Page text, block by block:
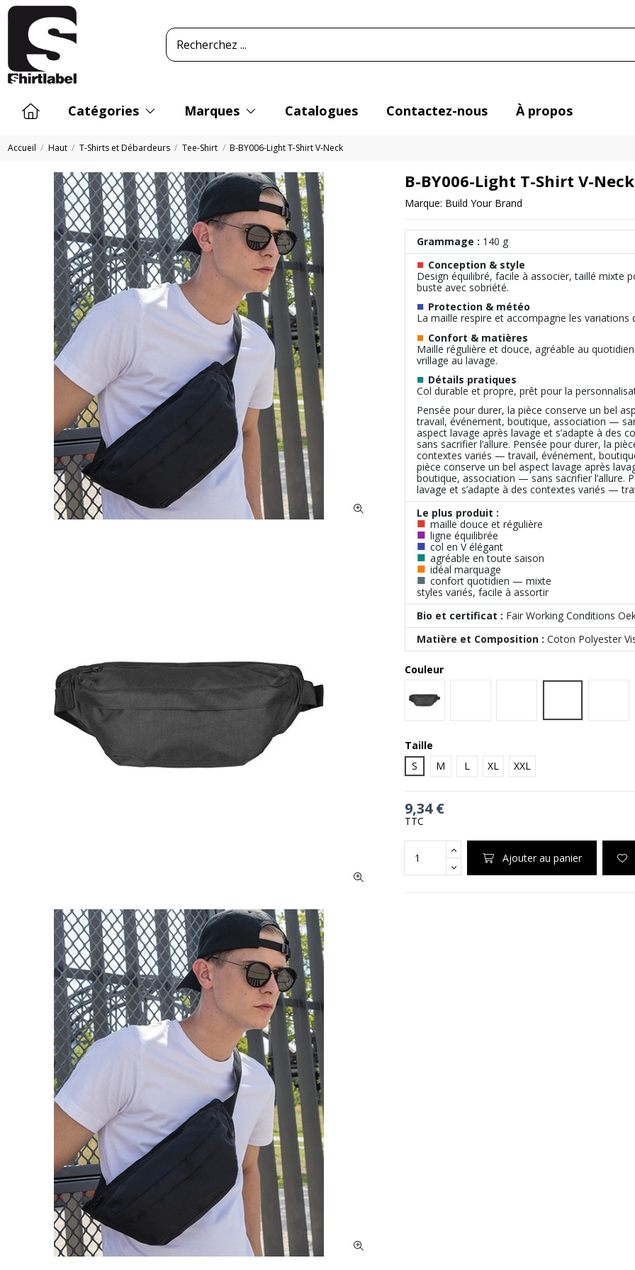
Catégories Marques Catalogues Contactez-nous À propos
Accueil Haut T-Shirts et Débardeurs Tee-Shirt B-BY006-Light T-Shirt V-Neck
B-BY006-Light T-Shirt V-Neck
Marque: Build Your Brand
Grammage : 140 g
■ Conception & style
Design équilibré, facile à associer, taillé mixte
buste avec sobriété.
■ Protection & météo
La maille respire et accompagne les
■ Confort & matières
Maille régulière et douce, agréable au
vrillage au lavage.
■ Détails pratiques
Col durable et propre, prêt pour la
Pensée pour durer, la pièce conserve un bel
travail, événement, boutique, association —
aspect lavage après lavage et s’adapte à
sans sacrifier l’allure. Pensée pour durer, la
contextes variés — travail, événement,
pièce conserve un bel aspect lavage après
boutique, association — sans sacrifier l’allure.
lavage et s’adapte à des contextes variés —
Le plus produit :
■ maille douce et régulière
■ ligne équilibrée
■ col en V élégant
■ agréable en toute saison
■ idéal marquage
■ confort quotidien — mixte
styles variés, facile à assortir
Bio et certificat : Fair Working Conditions
Matière et Composition : Coton Polyester
Couleur
Black
Taille
S
M L XL XXL
9,34 €
TTC
Ajouter au panier